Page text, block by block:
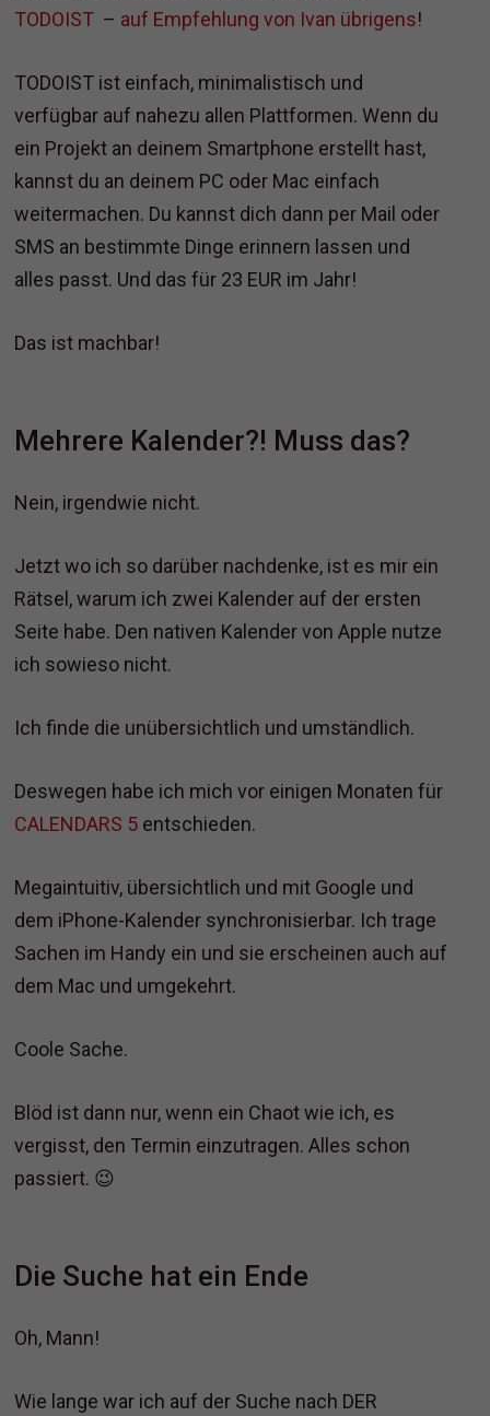
TODOIST – auf Empfehlung von Ivan übrigens!
TODOIST ist einfach, minimalistisch und
verfügbar auf nahezu allen Plattformen. Wenn du
ein Projekt an deinem Smartphone erstellt hast,
kannst du an deinem PC oder Mac einfach
weitermachen. Du kannst dich dann per Mail oder
SMS an bestimmte Dinge erinnern lassen und
alles passt. Und das für 23 EUR im Jahr!
Das ist machbar!
Mehrere Kalender?! Muss das?
Nein, irgendwie nicht.
Jetzt wo ich so darüber nachdenke, ist es mir ein
Rätsel, warum ich zwei Kalender auf der ersten
Seite habe. Den nativen Kalender von Apple nutze
ich sowieso nicht.
Ich finde die unübersichtlich und umständlich.
Deswegen habe ich mich vor einigen Monaten für
CALENDARS 5 entschieden.
Megaintuitiv, übersichtlich und mit Google und
dem iPhone-Kalender synchronisierbar. Ich trage
Sachen im Handy ein und sie erscheinen auch auf
dem Mac und umgekehrt.
Coole Sache.
Blöd ist dann nur, wenn ein Chaot wie ich, es
vergisst, den Termin einzutragen. Alles schon
passiert. 😉
Die Suche hat ein Ende
Oh, Mann!
Wie lange war ich auf der Suche nach DER